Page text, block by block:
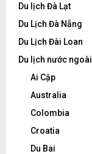
Du lịch Đà Lạt
Du Lịch Đà Nẵng
Du Lịch Đài Loan
Du lịch nước ngoài
Ai Cập
Australia
Colombia
Croatia
Du Bai